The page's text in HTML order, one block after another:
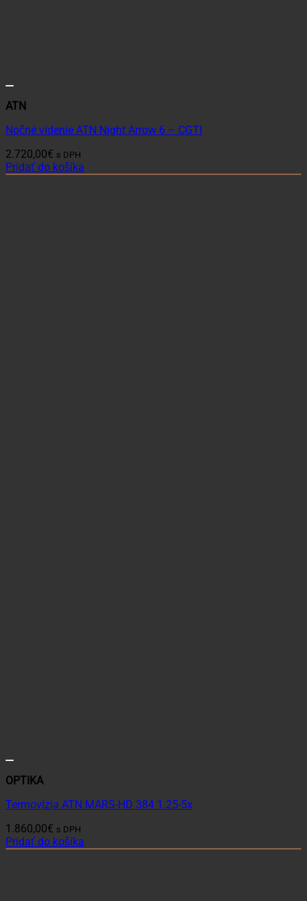
ATN
Nočné videnie ATN Night Arrow 6 – CGTI
2.720,00€ s DPH
Pridať do košíka
OPTIKA
Termovízia ATN MARS-HD 384 1.25-5x
1.860,00€ s DPH
Pridať do košíka